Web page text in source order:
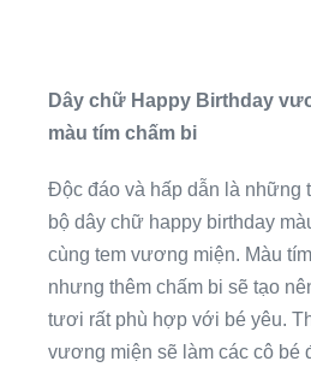
Dây chữ Happy Birthday
màu tím chấm bi
Độc đáo và hấp dẫn là những
bộ dây chữ happy birthday
cùng tem vương miện. Màu
nhưng thêm chấm bi sẽ tạo
tươi rất phù hợp với bé yêu.
vương miện sẽ làm các cô bé